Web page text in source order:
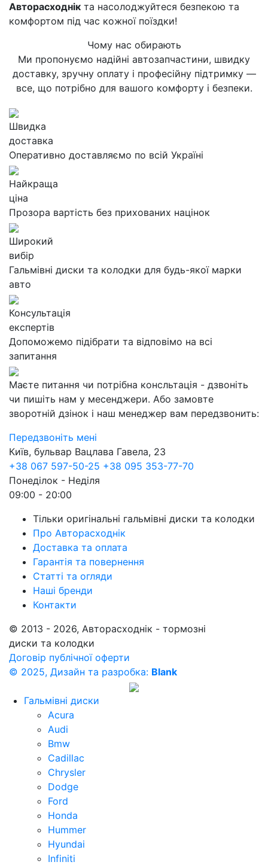
Авторасходнік та насолоджуйтеся безпекою та
комфортом під час кожної поїздки!
Чому нас обирають
Ми пропонуємо надійні автозапчастини, швидку
доставку, зручну оплату і професійну підтримку —
все, що потрібно для вашого комфорту і безпеки.
Швидка
доставка
Оперативно доставляємо по всій Україні
Найкраща
ціна
Прозора вартість без прихованих націнок
Широкий
вибір
Гальмівні диски та колодки для будь-якої марки
авто
Консультація
експертів
Допоможемо підібрати та відповімо на всі
запитання
Маєте питання чи потрібна консльтація - дзвоніть
чи пишіть нам у месенджери. Або замовте
зворотній дзінок і наш менеджер вам передзвонить:
Передзвоніть мені
Київ, бульвар Вацлава Гавела, 23
+38 067 597-50-25 +38 095 353-77-70
Понеділок - Неділя
09:00 - 20:00
Тільки оригінальні гальмівні диски та колодки
Про Авторасходнік
Доставка та оплата
Гарантія та повернення
Статті та огляди
Наші бренди
Контакти
© 2013 - 2026, Авторасходнік - тормозні
диски та колодки
Договір публічної оферти
© 2025, Дизайн та разробка: Blank
Гальмівні диски
Acura
Audi
Bmw
Cadillac
Chrysler
Dodge
Ford
Honda
Hummer
Hyundai
Infiniti